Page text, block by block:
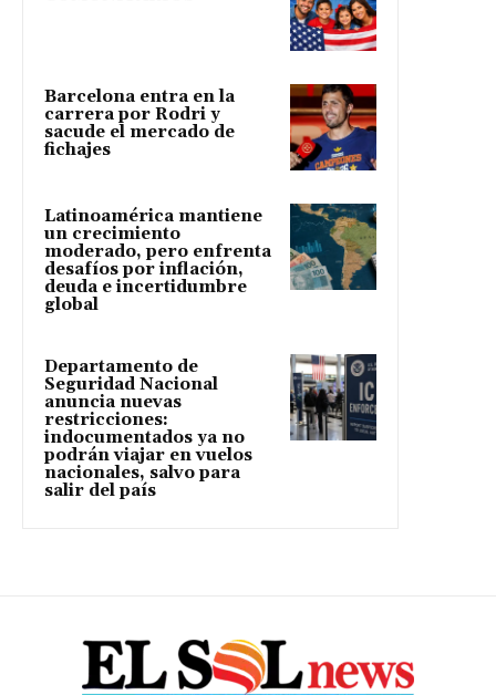
Barcelona entra en la
carrera por Rodri y
sacude el mercado de
fichajes
Latinoamérica mantiene
un crecimiento
moderado, pero enfrenta
desafíos por inflación,
deuda e incertidumbre
global
Departamento de
Seguridad Nacional
anuncia nuevas
restricciones:
indocumentados ya no
podrán viajar en vuelos
nacionales, salvo para
salir del país